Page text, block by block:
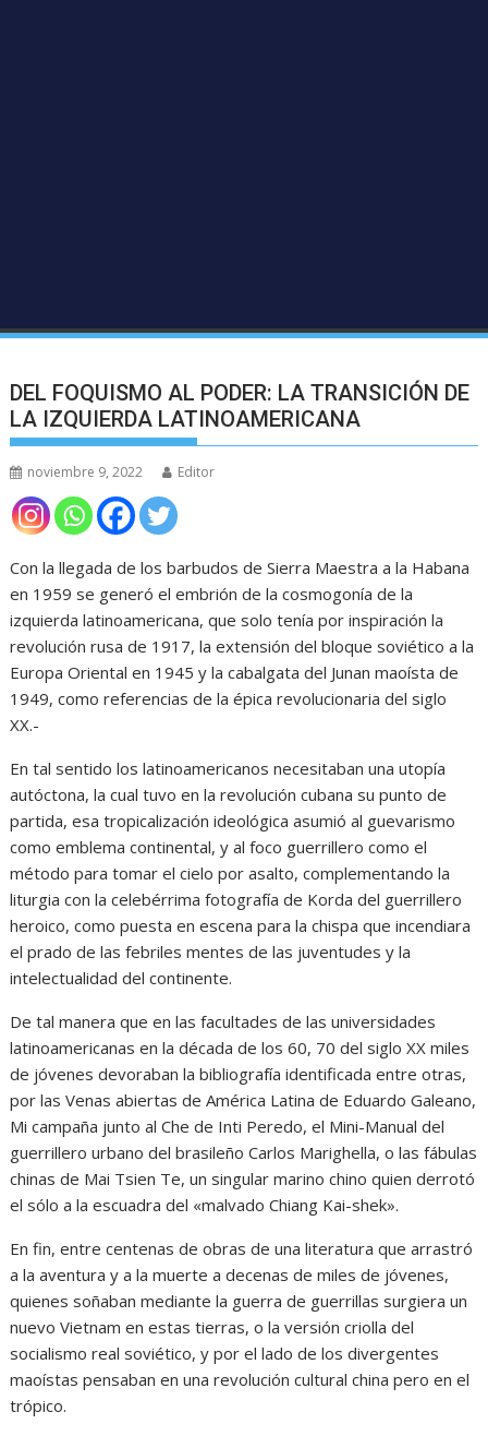
DEL FOQUISMO AL PODER: LA TRANSICIÓN DE
LA IZQUIERDA LATINOAMERICANA
noviembre 9, 2022 Editor
Con la llegada de los barbudos de Sierra Maestra a la Habana
en 1959 se generó el embrión de la cosmogonía de la
izquierda latinoamericana, que solo tenía por inspiración la
revolución rusa de 1917, la extensión del bloque soviético a la
Europa Oriental en 1945 y la cabalgata del Junan maoísta de
1949, como referencias de la épica revolucionaria del siglo
XX.-
En tal sentido los latinoamericanos necesitaban una utopía
autóctona, la cual tuvo en la revolución cubana su punto de
partida, esa tropicalización ideológica asumió al guevarismo
como emblema continental, y al foco guerrillero como el
método para tomar el cielo por asalto, complementando la
liturgia con la celebérrima fotografía de Korda del guerrillero
heroico, como puesta en escena para la chispa que incendiara
el prado de las febriles mentes de las juventudes y la
intelectualidad del continente.
De tal manera que en las facultades de las universidades
latinoamericanas en la década de los 60, 70 del siglo XX miles
de jóvenes devoraban la bibliografía identificada entre otras,
por las Venas abiertas de América Latina de Eduardo Galeano,
Mi campaña junto al Che de Inti Peredo, el Mini-Manual del
guerrillero urbano del brasileño Carlos Marighella, o las fábulas
chinas de Mai Tsien Te, un singular marino chino quien derrotó
el sólo a la escuadra del «malvado Chiang Kai-shek».
En fin, entre centenas de obras de una literatura que arrastró
a la aventura y a la muerte a decenas de miles de jóvenes,
quienes soñaban mediante la guerra de guerrillas surgiera un
nuevo Vietnam en estas tierras, o la versión criolla del
socialismo real soviético, y por el lado de los divergentes
maoístas pensaban en una revolución cultural china pero en el
trópico.